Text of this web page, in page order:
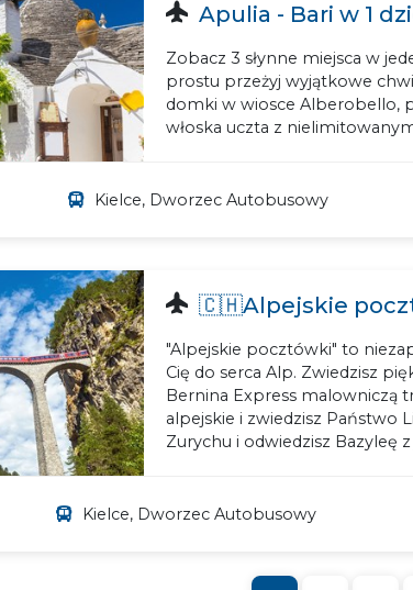
Apulia - Bari w 1
Zobacz 3 słynne miejsca w
prostu przeżyj wyjątkowe
domki w wiosce Alberobello,
włoska uczta z
Kielce, Dworzec Autobusowy
🇨🇭Alpejskie
"Alpejskie pocztówki" to
Cię do serca Alp. Zwiedzisz
Bernina Express malowniczą
alpejskie i zwiedzisz Państwo
Zurychu i odwiedzisz Bazyleę
Kielce, Dworzec Autobusowy